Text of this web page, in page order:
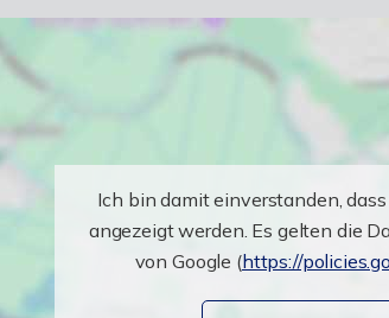
Ich bin damit einverstanden,
angezeigt werden. Es gelten die
von Google (https://